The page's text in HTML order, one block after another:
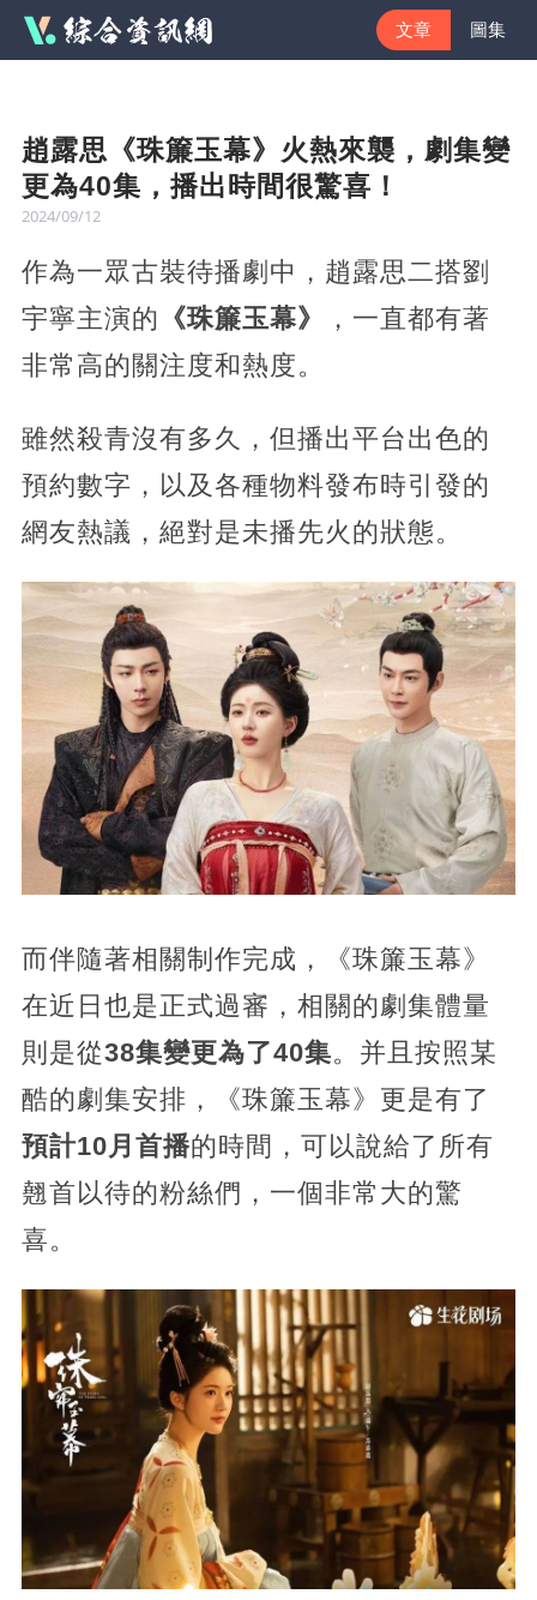
文章 圖集
趙露思《珠簾玉幕》火熱來襲，劇集變
更為40集，播出時間很驚喜！
2024/09/12
作為一眾古裝待播劇中，趙露思二搭劉
宇寧主演的 《珠簾玉幕》
，一直都有著
非常高的關注度和熱度。
雖然殺青沒有多久，但播出平台出色的
預約數字，以及各種物料發布時引發的
網友熱議，絕對是未播先火的狀態。
而伴隨著相關制作完成，
《珠簾玉幕》
在近日也是正式過審，相關的劇集體量
則是從38集變更為了40集。并且按照某
酷的劇集安排，《珠簾玉幕》更是有了
預計10月首播的時間，可以說給了所有
翹首以待的粉絲們， 一個非常大的驚
喜。